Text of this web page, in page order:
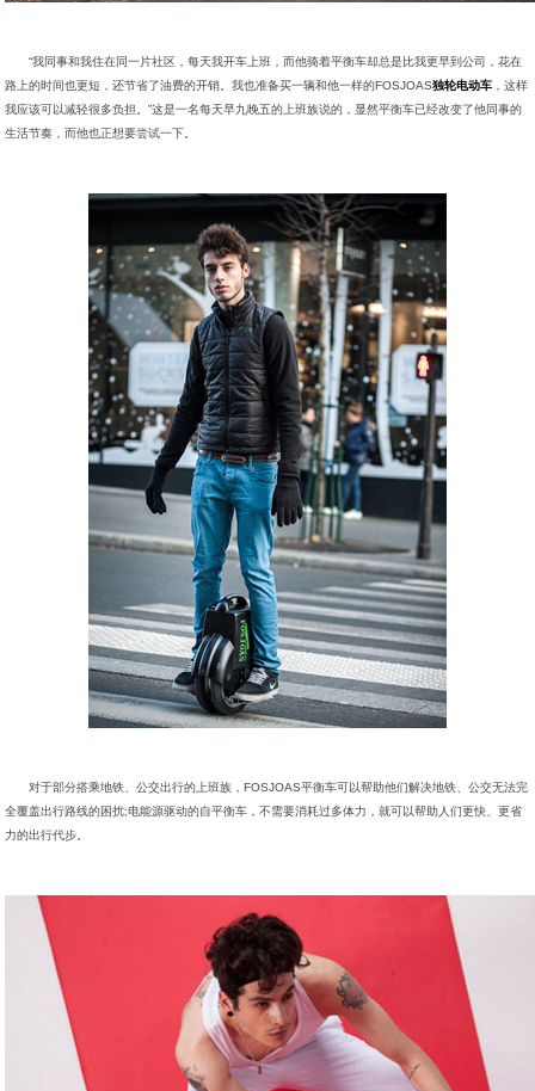
“我同事和我住在同一片社区，每天我开车上班，而他骑着平衡车却总是比我更早到公司，花在
路上的时间也更短，还节省了油费的开销。我也准备买一辆和他一样的FOSJOAS独轮电动车 ，这样
我应该可以减轻很多负担。”这是一名每天早九晚五的上班族说的，显然平衡车已经改变了他同事的
生活节奏，而他也正想要尝试一下。
对于部分搭乘地铁、公交出行的上班族，FOSJOAS平衡车可以帮助他们解决地铁、公交无法完
全覆盖出行路线的困扰;电能源驱动的自平衡车，不需要消耗过多体力，就可以帮助人们更快、更省
力的出行代步。